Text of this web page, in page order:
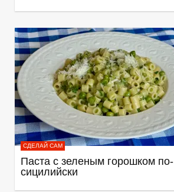
СДЕЛАЙ САМ
Паста с зеленым горошком по-
сицилийски